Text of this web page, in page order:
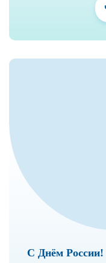
С Днём России!